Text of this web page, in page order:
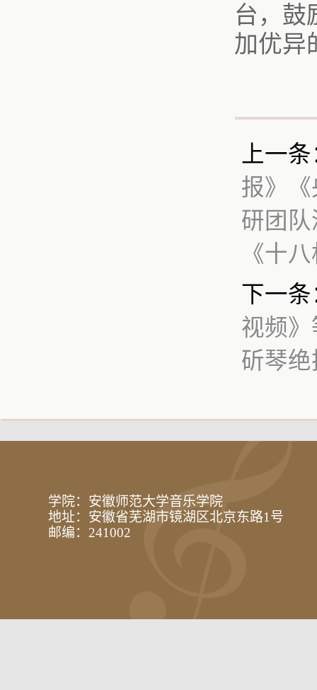
台，鼓
加优异
上一
报》
研团
《十
下一条
视频
斫琴
学院：安徽师范大学音乐学院
地址：安徽省芜湖市镜湖区北京东路1号
邮编：241002